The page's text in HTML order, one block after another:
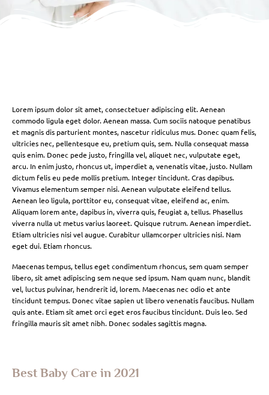
Lorem ipsum dolor sit amet, consectetuer adipiscing elit. Aenean
commodo ligula eget dolor. Aenean massa. Cum sociis natoque penatibus
et magnis dis parturient montes, nascetur ridiculus mus. Donec quam felis,
ultricies nec, pellentesque eu, pretium quis, sem. Nulla consequat massa
quis enim. Donec pede justo, fringilla vel, aliquet nec, vulputate eget,
arcu. In enim justo, rhoncus ut, imperdiet a, venenatis vitae, justo. Nullam
dictum felis eu pede mollis pretium. Integer tincidunt. Cras dapibus.
Vivamus elementum semper nisi. Aenean vulputate eleifend tellus.
Aenean leo ligula, porttitor eu, consequat vitae, eleifend ac, enim.
Aliquam lorem ante, dapibus in, viverra quis, feugiat a, tellus. Phasellus
viverra nulla ut metus varius laoreet. Quisque rutrum. Aenean imperdiet.
Etiam ultricies nisi vel augue. Curabitur ullamcorper ultricies nisi. Nam
eget dui. Etiam rhoncus.
Maecenas tempus, tellus eget condimentum rhoncus, sem quam semper
libero, sit amet adipiscing sem neque sed ipsum. Nam quam nunc, blandit
vel, luctus pulvinar, hendrerit id, lorem. Maecenas nec odio et ante
tincidunt tempus. Donec vitae sapien ut libero venenatis faucibus. Nullam
quis ante. Etiam sit amet orci eget eros faucibus tincidunt. Duis leo. Sed
fringilla mauris sit amet nibh. Donec sodales sagittis magna.
Best Baby Care in 2021